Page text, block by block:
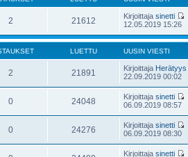
2 21612 Kirjoittajasinetti
12.05.2019 15:26
LUETTU UUSIN VIESTI
2 21891 Kirjoittaja Herätyys
22.09.2019 00:02
0 24048 Kirjoittajasinetti
06.09.2019 08:57
0 24276 Kirjoittajasinetti
06.09.2019 08:30
Kirjoittajasinetti